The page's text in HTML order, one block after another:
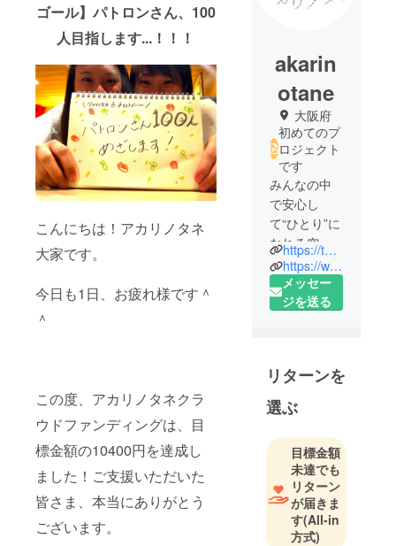
ゴール】パトロンさん、100
人目指します...！！！
こんにちは！アカリノタネ
大家です。
今日も1日、お疲れ様です＾
＾
この度、アカリノタネクラ
ウドファンディングは、目
標金額の10400円を達成し
ました！ご支援いただいた
皆さま、本当にありがとう
ございます。
akarin
otane
大阪府
初めてのプ
ロジェクト
です
みんなの中
で安心し
て“ひとり”に
なれる空間
を。日常の
慌ただし
さ、様々な
さ、「強く
あらねばな
らない」と
いう声。そ
ういうもの
を否定する
のではな
く、一緒に
見つめなが
https://twitter.com/akarinotane?lang=ja
https://www.instagram.com/akarino_tane/?hl=ja
メッセー
ジを送る
リターンを
選ぶ
目標金額
未達でも
リターン
が届きま
す(All-in
方式)